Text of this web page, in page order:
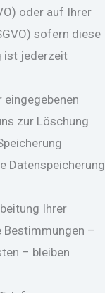
oder auf Ihrer
sofern diese
ist jederzeit
zur Löschung
Datenspeicherung
Ihrer
–
– bleiben